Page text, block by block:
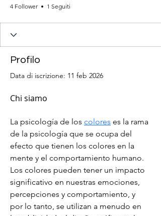
4 Follower 1 Seguiti
Profilo
Data di iscrizione: 11 feb 2026
Chi siamo
La psicología de los colores es la rama
de la psicología que se ocupa del
efecto que tienen los colores en la
mente y el comportamiento humano.
Los colores pueden tener un impacto
significativo en nuestras emociones,
percepciones y comportamiento, y
por lo tanto, se utilizan a menudo en